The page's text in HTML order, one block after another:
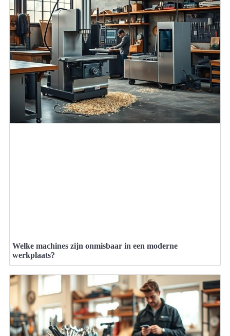
Welke machines zijn onmisbaar in een moderne
werkplaats?